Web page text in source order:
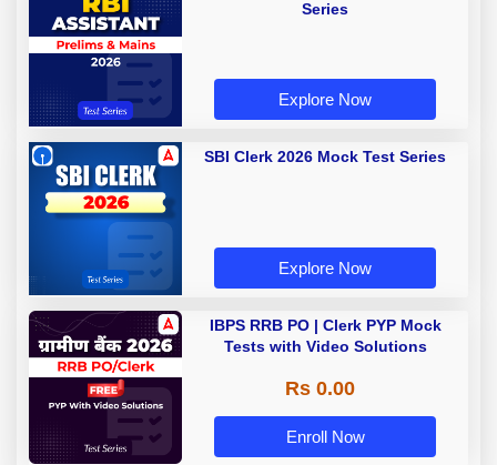
Series
Explore Now
SBI Clerk 2026 Mock Test Series
Explore Now
IBPS RRB PO | Clerk PYP Mock
Tests with Video Solutions
Rs 0.00
Enroll Now